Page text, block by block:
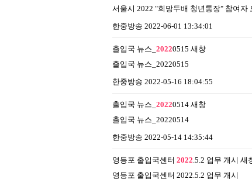
서울시 2022 "희망두배 청년통장" 참여자
한중방송 2022-06-01 13:34:01
출입국 뉴스_ 20220515 새창
출입국 뉴스_20220515
한중방송 2022-05-16 18:04:55
출입국 뉴스_ 20220514 새창
출입국 뉴스_20220514
한중방송 2022-05-14 14:35:44
영등포 출입국센터 2022.5.2 업무 개시 새
영등포 출입국센터 2022.5.2 업무 개시